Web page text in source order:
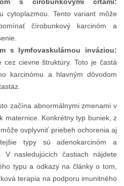
cytoplazmou. Tento variant môže
čírobunkový karcinóm a
s lymfovaskulárnou inváziou:
cez cievne štruktúry. Toto je častá
karcinómu a hlavným dôvodom
začína abnormálnymi zmenami v
maternice. Konkrétny typ buniek, z
ovplyvniť priebeh ochorenia aj
typy sú adenokarcinóm a
V nasledujúcich častiach nájdete
typu a odkazy na články o tom,
terapia na podporu imunitného